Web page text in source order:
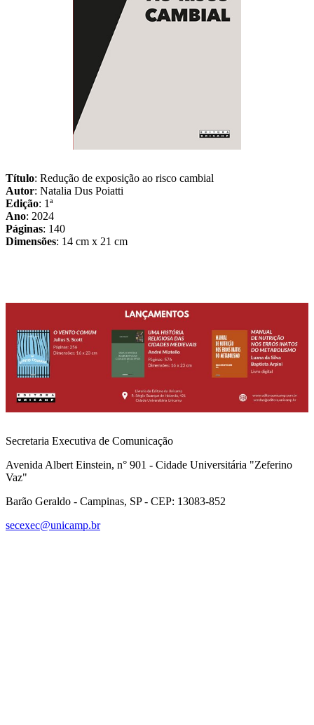
Título: Redução de exposição ao risco cambial
Autor: Natalia Dus Poiatti
Edição: 1ª
Ano: 2024
Páginas: 140
Dimensões: 14 cm x 21 cm
Secretaria Executiva de Comunicação
Avenida Albert Einstein, n° 901 - Cidade Universitária "Zeferino
Vaz"
Barão Geraldo - Campinas, SP - CEP: 13083-852
secexec@unicamp.br